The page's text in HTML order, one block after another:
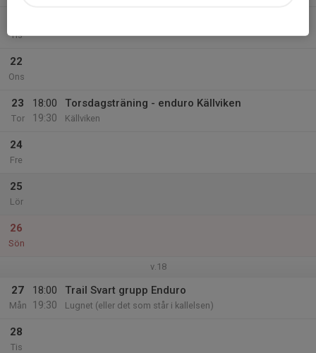
Tis
22
Ons
23
Tor
18:00
19:30
Torsdagsträning - enduro Källviken
Källviken
24
Fre
25
Lör
26
Sön
v.18
27
Mån
18:00
19:30
Trail Svart grupp Enduro
Lugnet (eller det som står i kallelsen)
28
Tis